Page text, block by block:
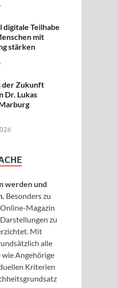
Teilhabe
mit
stärken
der Zukunft
Dr. Lukas
werden und
Besonders zu
Magazin
zu
Mit
alle
wie Angehörige
Kriterien